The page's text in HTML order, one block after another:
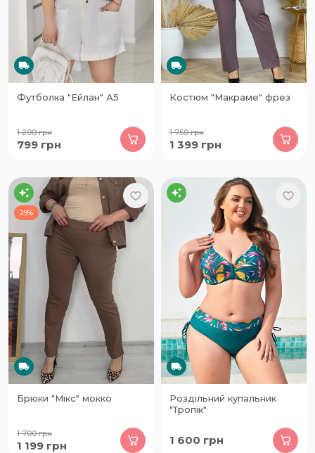
Футболка "Ейлан" А5
1 200грн
799 грн
Костюм "Макраме" фрез
1 750грн
1 399 грн
29%
Брюки "Мікс" мокко
1 700грн
1 199 грн
Роздільний купальник
"Тропік"
1 600 грн